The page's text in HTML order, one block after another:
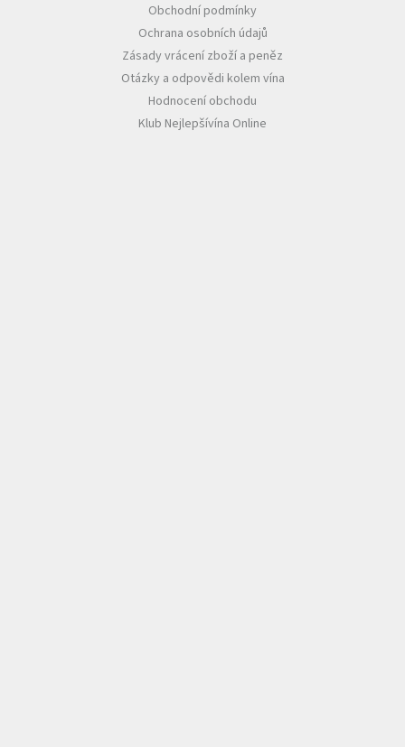
Obchodní podmínky
Ochrana osobních údajů
Zásady vrácení zboží a peněz
Otázky a odpovědi kolem vína
Hodnocení obchodu
Klub Nejlepšívína Online